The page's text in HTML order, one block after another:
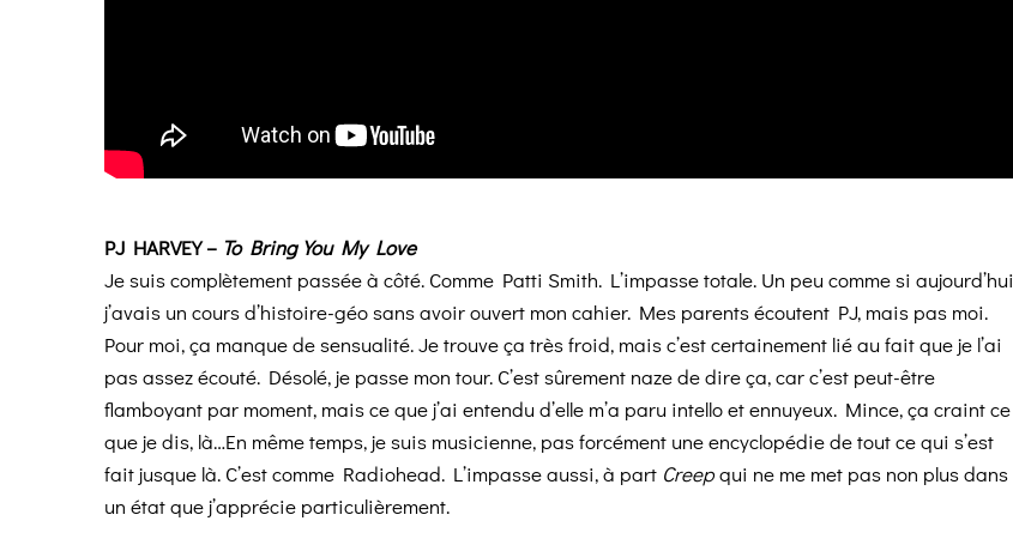
PJ HARVEY – To Bring You My Love
Je suis complètement passée à côté. Comme Patti Smith. L’impasse totale. Un peu commesi aujourd’hui
j’avais un cours d’histoire-géo sans avoir ouvert mon cahier. Mes parentsécoutent PJ, mais pas moi.
Pour moi, ça manque de sensualité. Je trouve ça très froid, mais c’est certainement lié au fait que je l’ai
pas assez écouté. Désolé, je passe mon tour. C’est sûrement naze de dire ça, car c’est peut-être
flamboyant par moment, mais ce quej’ai entendu d’elle m’a paru intello et ennuyeux. Mince, ça craint ce
que je dis, là…En même temps, je suis musicienne, pas forcément une encyclopédie de tout ce qui s’est
faitjusque là. C’est comme Radiohead. L’impasse aussi, à part Creepqui ne me met pas non plus dans
un état que j’apprécie particulièrement.